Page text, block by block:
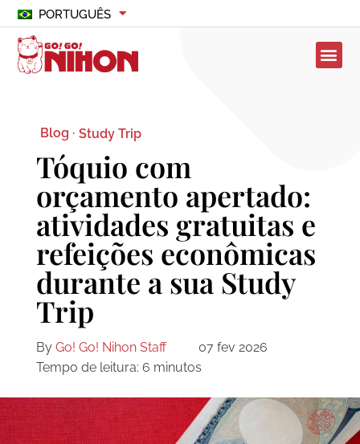
PORTUGUÊS
Blog · Study Trip
Tóquio com
orçamento apertado:
atividades gratuitas e
refeições econômicas
durante a sua Study
Trip
By Go! Go! Nihon Staff
07 fev 2026
Tempo de leitura: 6 minutos